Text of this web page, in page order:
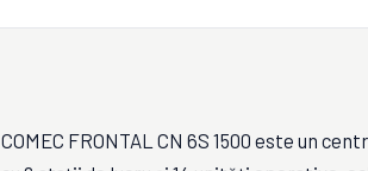
COMEC FRONTAL CN 6S 1500 este un